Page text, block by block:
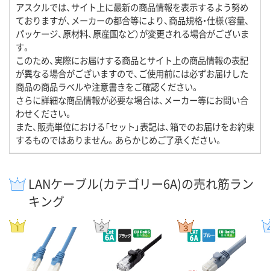
アスクルでは、サイト上に最新の商品情報を表示するよう努め
ておりますが、メーカーの都合等により、商品規格・仕様（容量、
パッケージ、原材料、原産国など）が変更される場合がございま
す。
このため、実際にお届けする商品とサイト上の商品情報の表記
が異なる場合がございますので、ご使用前には必ずお届けした
商品の商品ラベルや注意書きをご確認ください。
さらに詳細な商品情報が必要な場合は、メーカー等にお問い合
わせください。
また、販売単位における「セット」表記は、箱でのお届けをお約束
するものではありません。あらかじめご了承ください。
LANケーブル(カテゴリー6A)の売れ筋ラン
キング